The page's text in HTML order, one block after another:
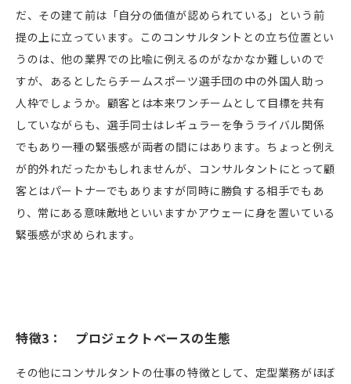
だ、その建て前は「自分の価値が認められている」という前
提の上に立っています。このコンサルタントとの立ち位置とい
うのは、他の業界での比喩に例えるのがなかなか難しいので
すが、あるとしたらチームスポーツ選手団の中の外国人助っ
人枠でしょうか。顧客とは本来ワンチームとして目標を共有
していながらも、選手同士はレギュラーを争うライバル関係
でもあり一種の緊張感が両者の間にはあります。ちょっと例え
が的外れだったかもしれませんが、コンサルタントにとって顧
客とはパートナーでもありますが同時に勝負する相手でもあ
り、常にある意味敵地といいますかアウェーに身を置いている
緊張感が求められます。
特徴3 ： プロジェクトベースの生態
その他にコンサルタントの仕事の特徴として、定型業務がほぼ